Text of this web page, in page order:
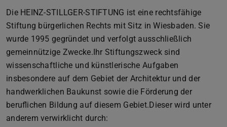
Die HEINZ-STILLGER-STIFTUNG ist eine rechtsfähige
Stiftung bürgerlichen Rechts mit Sitz in Wiesbaden. Sie
wurde 1995 gegründet und verfolgt ausschließlich
gemeinnützige Zwecke.Ihr Stiftungszweck sind
wissenschaftliche und künstlerische Aufgaben
insbesondere auf dem Gebiet der Architektur und der
handwerklichen Baukunst sowie die Förderung der
beruflichen Bildung auf diesem Gebiet.Dieser wird unter
anderem verwirklicht durch: